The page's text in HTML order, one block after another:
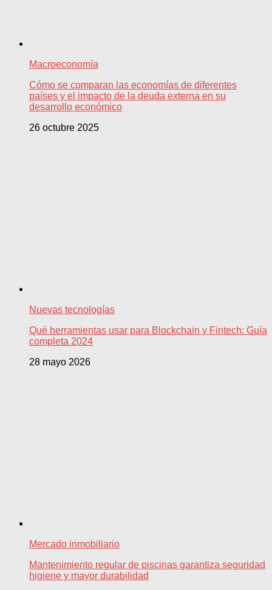
Macroeconomía
Cómo se comparan las economías de diferentes
países y el impacto de la deuda externa en su
desarrollo económico
26 octubre 2025
Nuevas tecnologías
Qué herramientas usar para Blockchain y Fintech: Guía
completa 2024
28 mayo 2026
Mercado inmobiliario
Mantenimiento regular de piscinas garantiza seguridad
higiene y mayor durabilidad